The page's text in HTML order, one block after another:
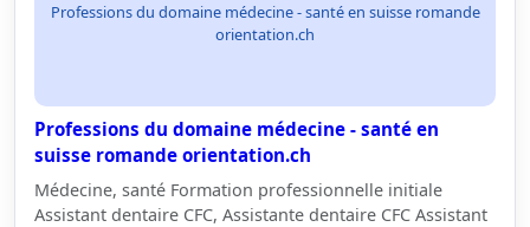
Professions du domaine médecine - santé en suisse romande
orientation.ch
Professions du domaine médecine - santé en
suisse romande orientation.ch
Médecine, santé Formation professionnelle initiale
Assistant dentaire CFC, Assistante dentaire CFC Assistant